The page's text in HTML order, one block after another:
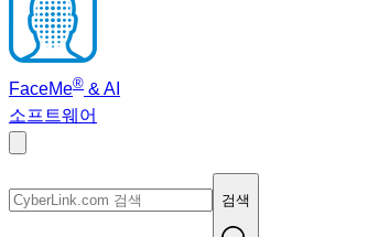
FaceMe® & AI
소프트웨어
검색